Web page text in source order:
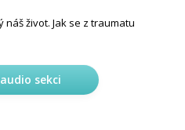
život. Jak se z traumatu
sekci